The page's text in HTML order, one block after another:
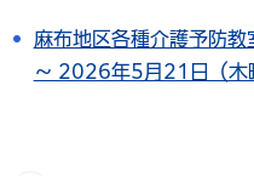
麻布地区各種介護予防
～ 2026年5月21日（木